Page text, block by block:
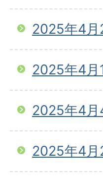
2025年4月
2025年4月
2025年4月
2025年4月